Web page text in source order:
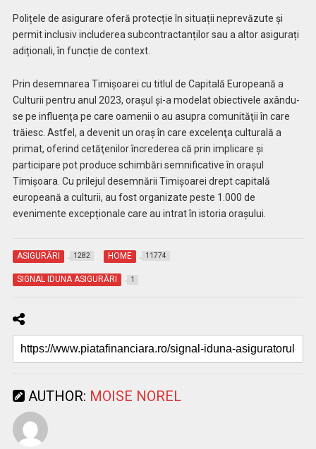
Polițele de asigurare oferă protecție în situații neprevăzute și
permit inclusiv includerea subcontractanților sau a altor asigurați
adiționali, în funcție de context.
Prin desemnarea Timişoarei cu titlul de Capitală Europeană a
Culturii pentru anul 2023, oraşul şi-a modelat obiectivele axându-
se pe influenţa pe care oamenii o au asupra comunităţii în care
trăiesc. Astfel, a devenit un oraş în care excelenţa culturală a
primat, oferind cetăţenilor încrederea că prin implicare şi
participare pot produce schimbări semnificative în oraşul
Timișoara. Cu prilejul desemnării Timișoarei drept capitală
europeană a culturii, au fost organizate peste 1.000 de
evenimente excepționale care au intrat în istoria orașului.
ASIGURĂRI 1282 HOME 11774
SIGNAL IDUNA ASIGURĂRI 1
AUTHOR: MOISE NOREL